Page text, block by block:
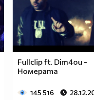
Fullclip ft. Dim4ou -
Номерата
145 516